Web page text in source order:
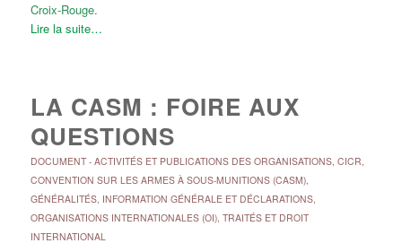
Croix-Rouge.
Lire la suite…
LA CASM : FOIRE AUX
QUESTIONS
DOCUMENT- ACTIVITÉS ET PUBLICATIONS DES ORGANISATIONS, CICR,
CONVENTION SUR LES ARMES À SOUS-MUNITIONS (CASM),
GÉNÉRALITÉS, INFORMATION GÉNÉRALE ET DÉCLARATIONS,
ORGANISATIONS INTERNATIONALES (OI), TRAITÉS ET DROIT
INTERNATIONAL